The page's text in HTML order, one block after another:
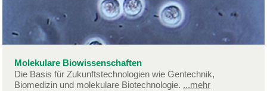
Molekulare Biowissenschaften
Die Basis für Zukunftstechnologien wie Gentechnik,
Biomedizin und molekulare Biotechnologie. ...mehr